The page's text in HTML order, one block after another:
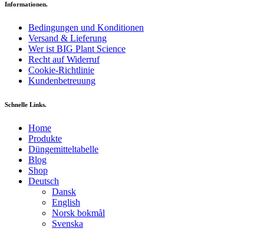
Informationen.
Bedingungen und Konditionen
Versand & Lieferung
Wer ist BIG Plant Science
Recht auf Widerruf
Cookie-Richtlinie
Kundenbetreuung
Schnelle Links.
Home
Produkte
Düngemitteltabelle
Blog
Shop
Deutsch
Dansk
English
Norsk bokmål
Svenska